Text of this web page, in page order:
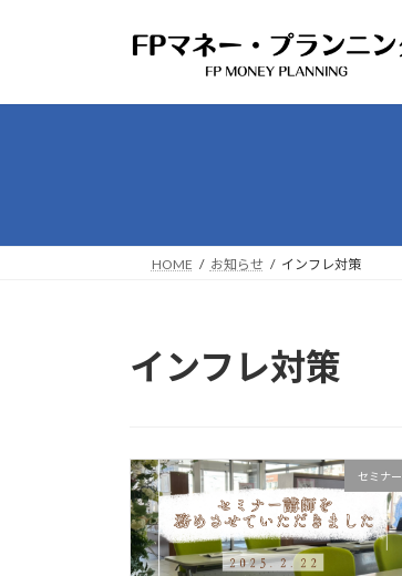
プ
動
HOME お知らせ インフレ対策
インフレ対策
セミナー